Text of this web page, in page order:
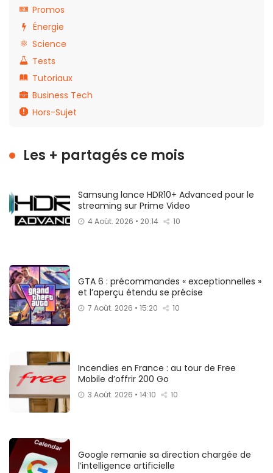
Promos
Énergie
Science
Tests
Tutoriaux
Business Tech
Hors-Sujet
Les + partagés ce mois
Samsung lance HDR10+ Advanced pour le
streaming sur Prime Video
4 Août. 2026 • 20:14 10
GTA 6 : précommandes « exceptionnelles »
et l’aperçu étendu se précise
7 Août. 2026 • 15:20 10
Incendies en France : au tour de Free
Mobile d’offrir 200 Go
3 Août. 2026 • 14:10 10
Google remanie sa direction chargée de
l’intelligence artificielle